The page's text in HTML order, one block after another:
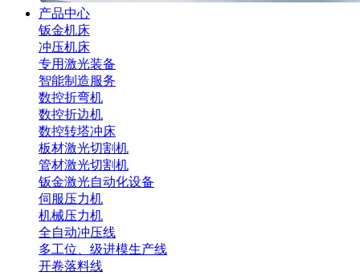
产品中心
钣金机床
冲压机床
专用激光装备
智能制造服务
数控折弯机
数控折边机
数控转塔冲床
板材激光切割机
管材激光切割机
钣金激光自动化设备
伺服压力机
机械压力机
全自动冲压线
多工位、级进模生产线
开卷落料线